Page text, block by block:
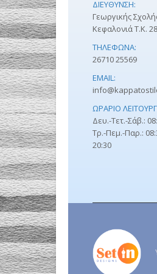
ΔΙΕΎΘΥΝΣΗ:
Γεωργικής
Κεφαλονιά Τ.Κ.
ΤΗΛΈΦΩΝΑ:
26710 25569
EMAIL:
ΩΡΆΡΙΟ
Δευ.-Τετ.-Σάβ.:
Τρ.-Πεμ.-Παρ.:
20:30